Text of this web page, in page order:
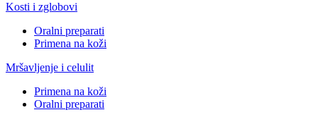
Kosti i zglobovi
Oralni preparati
Primena na koži
Mršavljenje i celulit
Primena na koži
Oralni preparati